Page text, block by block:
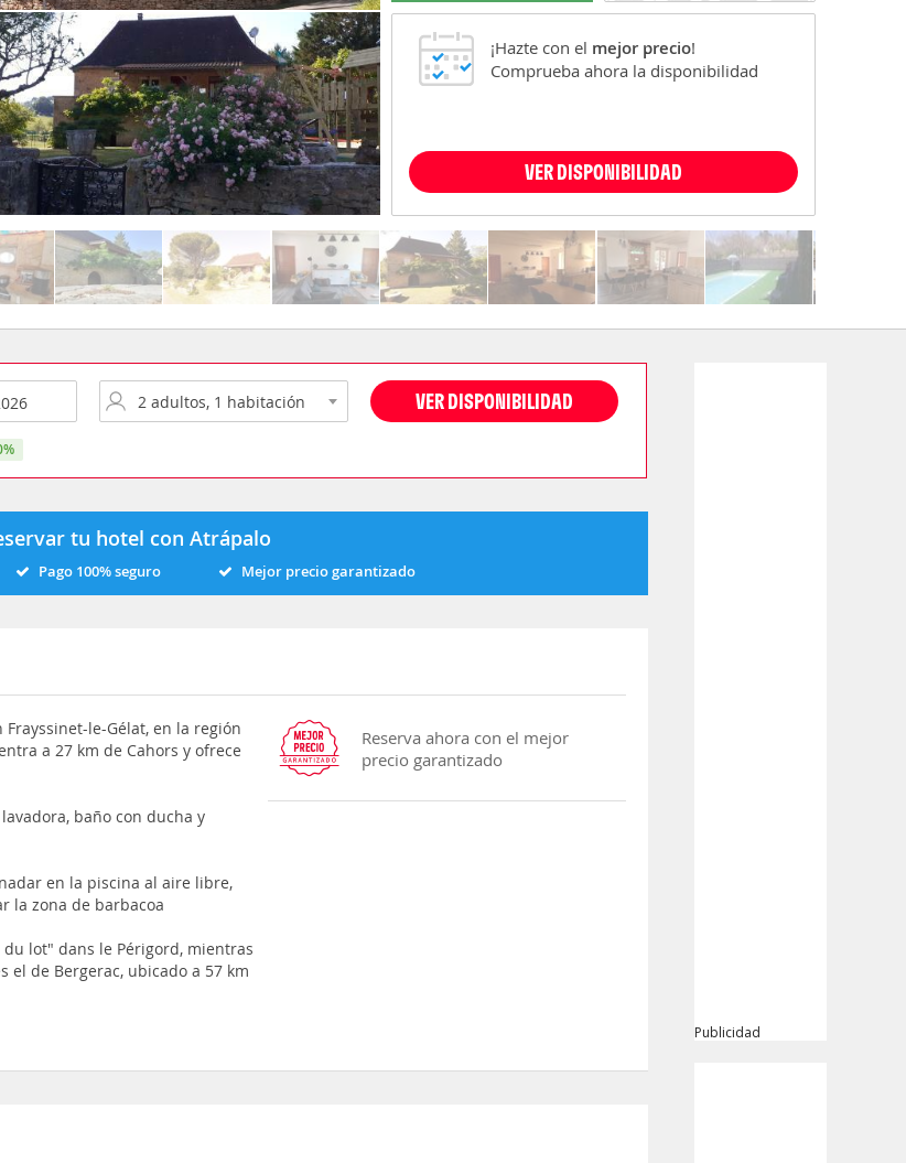
¡Hazte con el mejor precio!
Comprueba ahora la disponibilidad
VER DISPONIBILIDAD
VER DISPONIBILIDAD
tu hotel con Atrápalo
Pago 100% seguro Mejor precio garantizado
le-Gélat, en la región
a 27 km de Cahors y ofrece
baño con ducha y
en la piscina al aire libre,
la zona de barbacoa
lot" dans le Périgord, mientras
el de Bergerac, ubicado a 57 km
Reserva ahora con el mejor
precio garantizado
Publicidad